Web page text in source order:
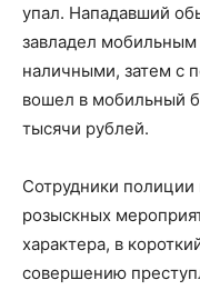
упал. Нападавший
завладел
наличными, затем с
вошел в мобильный
тысячи рублей.
Сотрудники
розыскных
характера, в
совершению